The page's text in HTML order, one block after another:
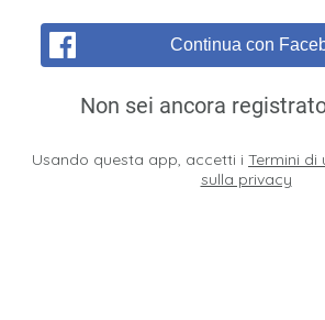
Continua con
Non sei ancora
Usando questa app, accetti i Termini di
sulla privacy